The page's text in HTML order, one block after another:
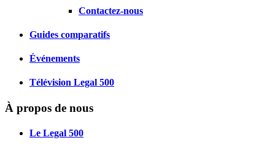
Contactez-nous
Guides comparatifs
Événements
Télévision Legal 500
À propos de nous
Le Legal 500